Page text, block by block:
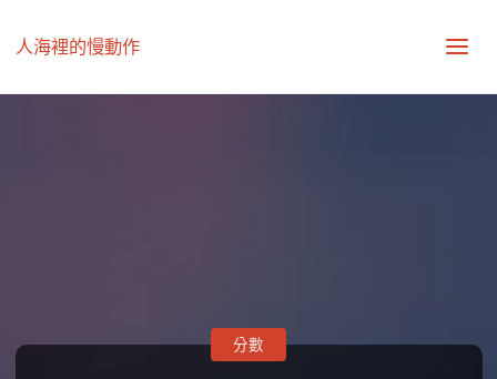
人海裡的慢動作
分數